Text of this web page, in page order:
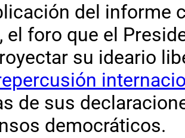
del informe
el foro que el
su ideario
de sus
democráticos.